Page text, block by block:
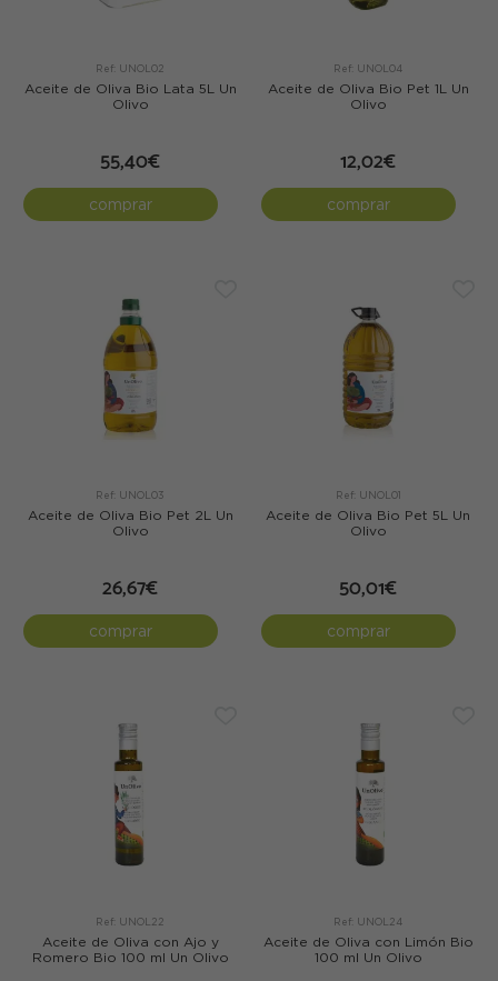
Ref: UNOL02
Aceite de Oliva Bio Lata 5L Un
Olivo
55,40€
comprar
Ref: UNOL04
Aceite de Oliva Bio Pet 1L Un
Olivo
12,02€
comprar
Ref: UNOL03
Aceite de Oliva Bio Pet 2L Un
Olivo
26,67€
comprar
Ref: UNOL01
Aceite de Oliva Bio Pet 5L Un
Olivo
50,01€
comprar
Ref: UNOL22
Aceite de Oliva con Ajo y
Romero Bio 100 ml Un Olivo
Ref: UNOL24
Aceite de Oliva con Limón Bio
100 ml Un Olivo